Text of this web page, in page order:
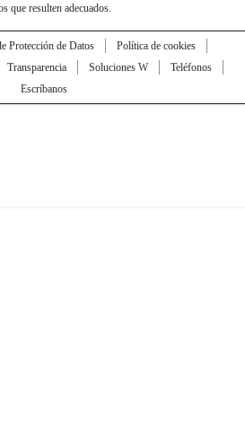
que resulten adecuados.
Protección de Datos
Política de cookies
Transparencia Soluciones W
Teléfonos
Escríbanos